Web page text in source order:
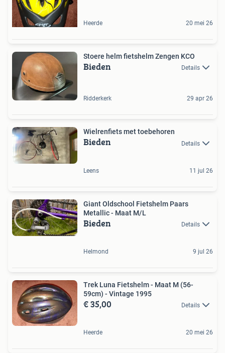
Heerde 20 mei 26
Stoere helm fietshelm Zengen KCO
Bieden Details
Ridderkerk 29 apr 26
Wielrenfiets met toebehoren
Bieden Details
Leens 11 jul 26
Giant Oldschool Fietshelm Paars
Metallic - Maat M/L
Bieden Details
Helmond 9 jul 26
Trek Luna Fietshelm - Maat M (56-
59cm) - Vintage 1995
€ 35,00 Details
Heerde 20 mei 26